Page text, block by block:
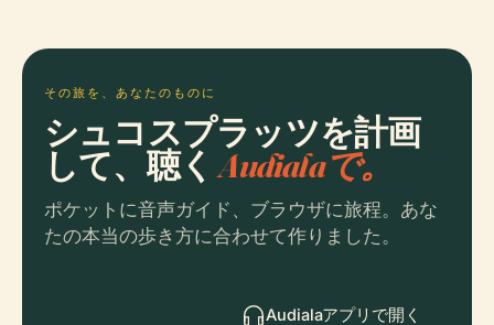
その旅を、あなたのものに
シュコスプラッツを計画
して、聴くAudialaで。
ポケットに音声ガイド、ブラウザに旅程。あな
たの本当の歩き方に合わせて作りました。
Audialaアプリで開く